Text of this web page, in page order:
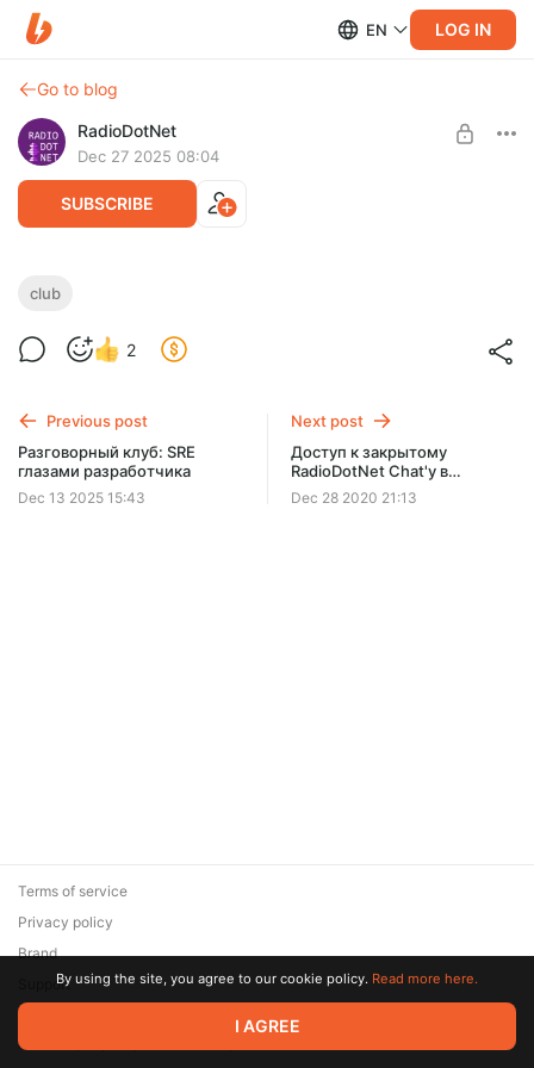
EN LOG IN
Go to blog
RadioDotNet
Dec 27 2025 08:04
SUBSCRIBE
Разговорный клуб: новогодние
Итоги, впечатления, технологии, перспективы, отзывы года
Благодарный слушатель
club
2
Previous post
Разговорный клуб: SRE
глазами разработчика
Dec 13 2025 15:43
Next post
Доступ к закрытому
RadioDotNet Chat'у в
Telegram
Dec 28 2020 21:13
© 2026 Zaya Solutions Limited. All rights reserved. All trademarks
are the property of their respective owners.
Terms of service
Privacy policy
Brand
SupportBy using the site, you agree to our cookie policy. Read more here.
I AGREE